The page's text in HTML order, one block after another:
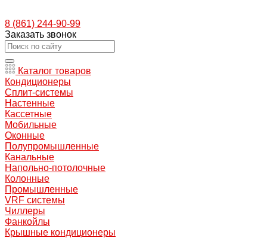
8 (861) 244-90-99
Заказать звонок
Каталог товаров
Кондиционеры
Сплит-системы
Настенные
Кассетные
Мобильные
Оконные
Полупромышленные
Канальные
Напольно-потолочные
Колонные
Промышленные
VRF системы
Чиллеры
Фанкойлы
Крышные кондиционеры